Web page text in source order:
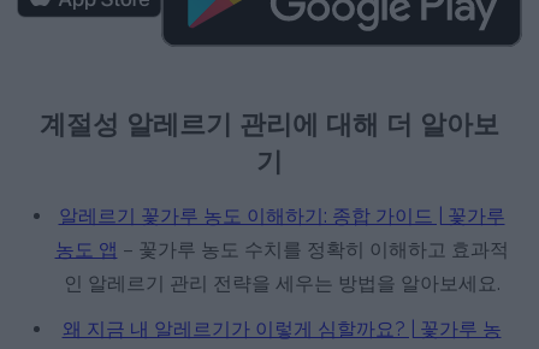
계절성 알레르기 관리에 대해 더 알아보
기
알레르기 꽃가루 농도 이해하기: 종합 가이드 | 꽃가루
농도 앱 – 꽃가루 농도 수치를 정확히 이해하고 효과적
인 알레르기 관리 전략을 세우는 방법을 알아보세요.
왜 지금 내 알레르기가 이렇게 심할까요? | 꽃가루 농